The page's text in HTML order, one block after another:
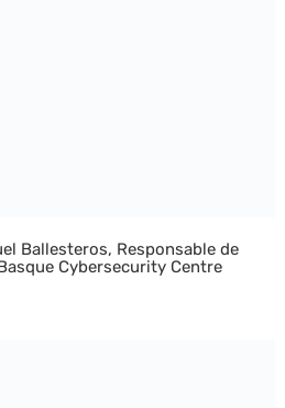
Ballesteros, Responsable de
Cybersecurity Centre